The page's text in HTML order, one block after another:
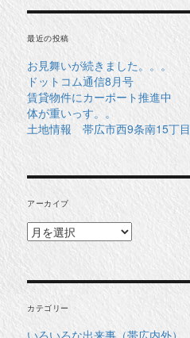
最近の投稿
お見舞いが続きました。。。
ドットコム通信8月号
賃貸物件にカーポート推進中
体が重いっす。。
土地情報 帯広市西9条南15丁目
アーカイブ
ア
ー
イ
ブ
カテゴリー